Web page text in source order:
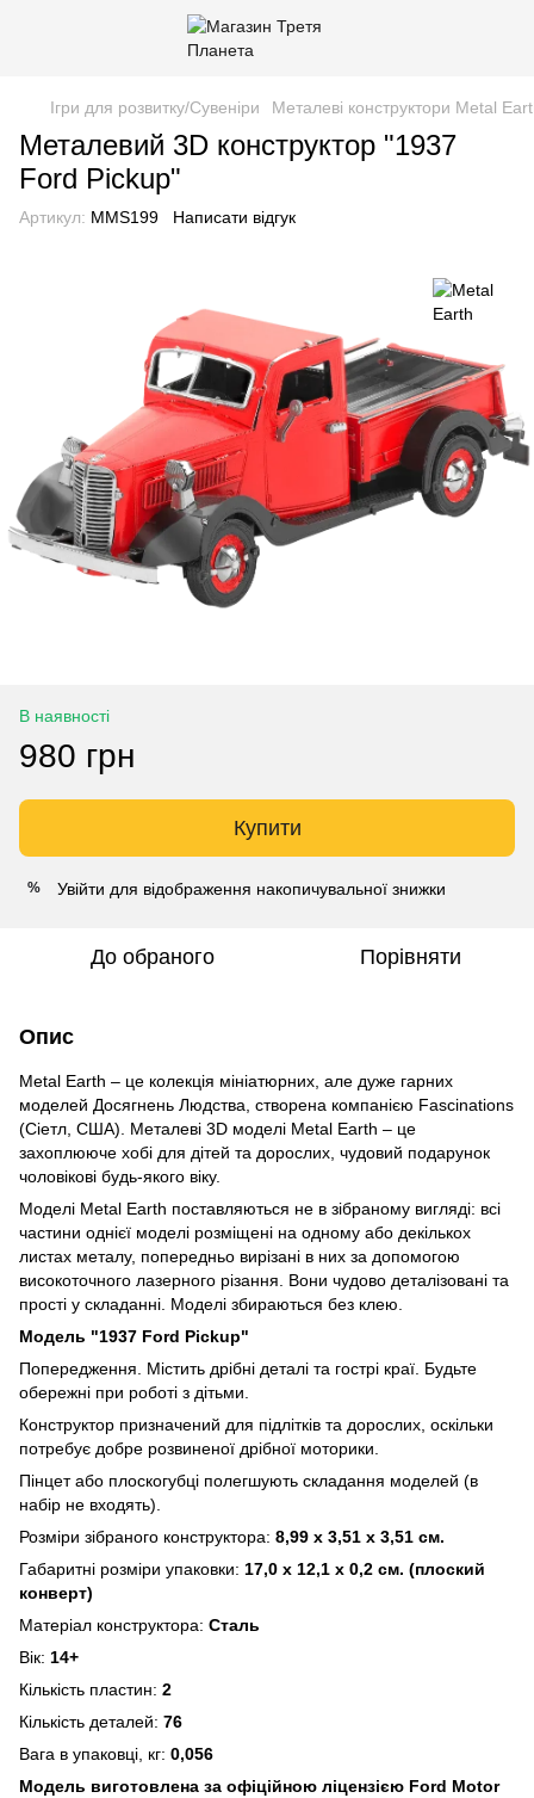
Ігри для розвитку/Сувеніри Металеві конструктори Metal
Металевий 3D конструктор "1937
Ford Pickup"
Артикул: MMS199 Написати відгук
В наявності
980 грн
Купити
% Увійти для відображення накопичувальної знижки
До обраного Порівняти
Опис
Metal Earth – це колекція мініатюрних, але дуже гарних
моделей Досягнень Людства, створена компанією Fascinations
(Сіетл, США). Металеві 3D моделі Metal Earth – це
захоплююче хобі для дітей та дорослих, чудовий подарунок
чоловікові будь-якого віку.
Моделі Metal Earth поставляються не в зібраному вигляді: всі
частини однієї моделі розміщені на одному або декількох
листах металу, попередньо вирізані в них за допомогою
високоточного лазерного різання. Вони чудово деталізовані та
прості у складанні. Моделі збираються без клею.
Модель "1937 Ford Pickup"
Попередження. Містить дрібні деталі та гострі краї. Будьте
обережні при роботі з дітьми.
Конструктор призначений для підлітків та дорослих, оскільки
потребує добре розвиненої дрібної моторики.
Пінцет або плоскогубці полегшують складання моделей (в
набір не входять).
Розміри зібраного конструктора: 8,99 x 3,51 x 3,51 см.
Габаритні розміри упаковки: 17,0 х 12,1 х 0,2 см. (плоский
конверт)
Матеріал конструктора: Сталь
Вік: 14+
Кількість пластин: 2
Кількість деталей: 76
Вага в упаковці, кг: 0,056
Модель виготовлена за офіційною ліцензією Ford Motor